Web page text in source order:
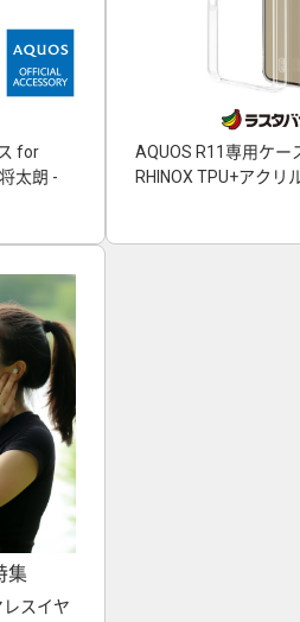
for
太朗 -
AQUOS R11専用ケー
RHINOX TPU+アクリル
集
スイヤ